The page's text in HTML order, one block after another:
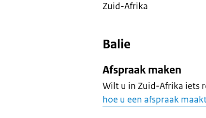
Zuid-Afrika
Balie
Afspraak maken
Wilt u in Zuid-Afrika iets
hoe u een afspraak